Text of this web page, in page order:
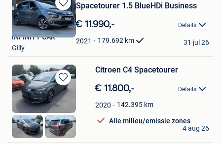
Bewaren
in
Mijn
Favorieten
Spacetourer 1.5 BlueHDi Business
€ 11.990,- Details
2021 179.692 km
INFINITY CAR
Gilly
31 jul 26
Bewaren
in
Mijn
Favorieten
Citroen C4 Spacetourer
€ 11.800,- Details
2020 142.395 km
Alle milieu/emissie zones
BK Cars
Menen
4 aug 26